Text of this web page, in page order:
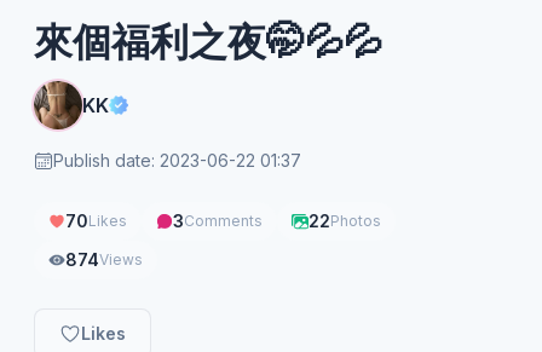
來個福利之夜🤭💦💦
KK
Publish date: 2023-06-22 01:37
70Likes 3Comments 22Photos
874Views
Likes